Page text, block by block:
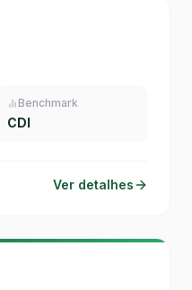
Benchmark
CDI
Ver detalhes